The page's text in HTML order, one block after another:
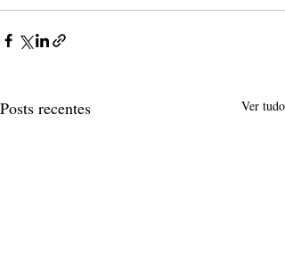
Posts recentes Ver tudo